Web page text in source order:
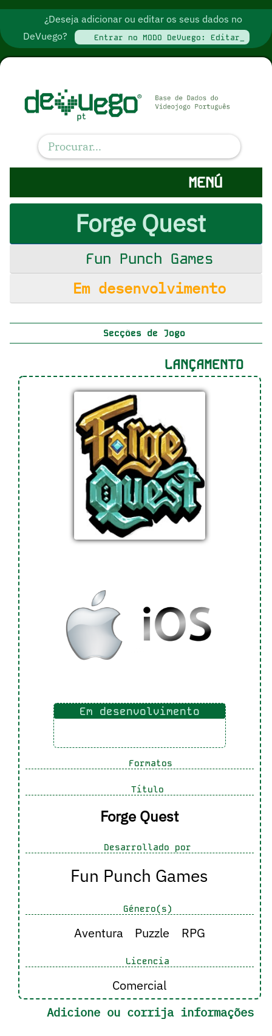
¿Deseja adicionar ou editar os seus dados no
DeVuego?
Entrar no MODO DeVuego: Editar_
MENÚ
Forge Quest
Fun Punch Games
Em desenvolvimento
Secções de Jogo
LANÇAMENTO
Em desenvolvimento
Formatos
Título
Forge Quest
Desarrollado por
Fun Punch Games
Género(s)
Aventura Puzzle RPG
Licencia
Comercial
Adicione ou corrija informações